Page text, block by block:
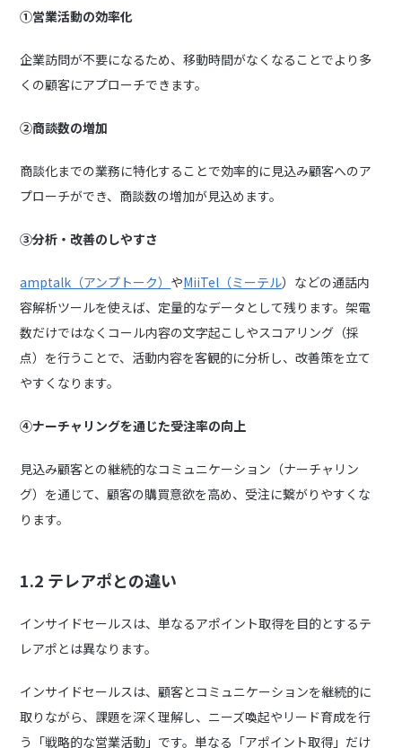
①営業活動の効率化
企業訪問が不要になるため、移動時間がなくなることでより多
くの顧客にアプローチできます。
②商談数の増加
商談化までの業務に特化することで効率的に見込み顧客へのア
プローチができ、商談数の増加が見込めます。
③分析・改善のしやすさ
amptalk（アンプトーク） やMiiTel（ミーテル）などの通話内
容解析ツールを使えば、定量的なデータとして残ります。架電
数だけではなくコール内容の文字起こしやスコアリング（採
点）を行うことで、活動内容を客観的に分析し、改善策を立て
やすくなります。
④ナーチャリングを通じた受注率の向上
見込み顧客との継続的なコミュニケーション（ナーチャリン
グ）を通じて、顧客の購買意欲を高め、受注に繋がりやすくな
ります。
1.2 テレアポとの違い
インサイドセールスは、単なるアポイント取得を目的とするテ
レアポとは異なります。
インサイドセールスは、顧客とコミュニケーションを継続的に
取りながら、課題を深く理解し、ニーズ喚起やリード育成を行
う「戦略的な営業活動」です。単なる「アポイント取得」だけ